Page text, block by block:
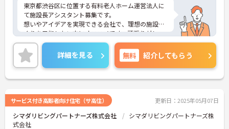
東京都渋谷区に位置する有料老人ホーム運営法人に
て施設長アシスタント募集です。
想いやアイデアを実現できる会社で、理想の施設づ
くりを目指したい方にオススメです。頑張りがしっ
かりとお給与にも反映され、モチベーションアップ
にも繋がります。
ご興味のある方には、面接対策ポイントなど、さら
に詳細をお話いたしますので、お気軽にご相談くだ
さい。
詳細を見る 無料 紹介してもらう
サービス付き高齢者向け住宅（サ高住） 更新日：2025年05月07日
シマダリビングパートナーズ株式会社
シマダリビングパートナーズ株
式会社